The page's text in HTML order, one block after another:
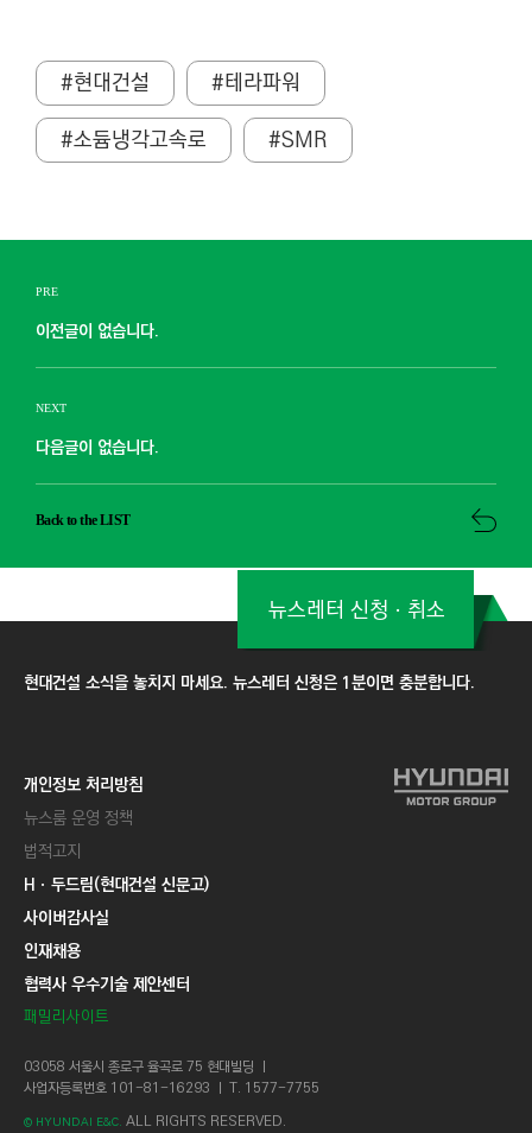
#현대건설
#테라파워
#소듐냉각고속로
#SMR
PRE
이전글이 없습니다.
NEXT
다음글이 없습니다.
Back to the LIST
현대건설 소식을 놓치지 마세요. 뉴스레터 신청은 1분이면 충분합니다.
뉴스레터 신청ㆍ취소
개인정보 처리방침
뉴스룸 운영 정책
법적고지
Hㆍ두드림(현대건설 신문고)
사이버감사실
인재채용
협력사 우수기술 제안센터
패밀리사이트
03058 서울시 종로구 율곡로 75 현대빌딩 ㅣ
사업자등록번호 101-81-16293 ㅣ T. 1577-7755
© HYUNDAI E&C. ALL RIGHTS RESERVED.